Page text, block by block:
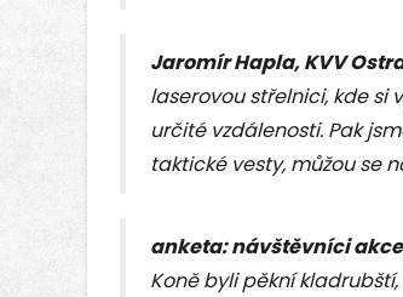
Jaromír Hapla, KVV
laserovou střelnici, kde si
určité vzdálenosti. Pak
taktické vesty, můžou se
anketa: návštěvníci
Koně byli pěkní